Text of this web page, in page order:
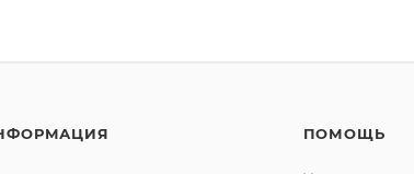
ПОМОЩЬ